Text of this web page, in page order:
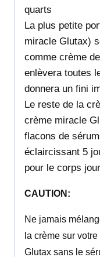
quarts
La plus petite
miracle Glutax)
comme crème
enlèvera toutes
donnera un fini
Le reste de la
crème miracle
flacons de
éclaircissant 5
pour le corps
CAUTION:
Ne jamais
la crème sur
Glutax sans le